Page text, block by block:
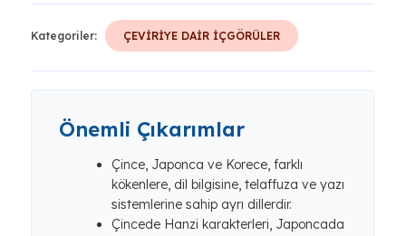
Kategoriler: ÇEVİRİYE DAİR İÇGÖRÜLER
Önemli Çıkarımlar
Çince, Japonca ve Korece, farklı
kökenlere, dil bilgisine, telaffuza ve yazı
sistemlerine sahip ayrı dillerdir.
Çincede Hanzi karakterleri, Japoncada